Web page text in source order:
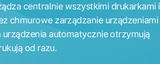
centralnie wszystkimi drukarkami i
chmurowe zarządzanie urządzeniami
urządzenia automatycznie otrzymują
od razu.